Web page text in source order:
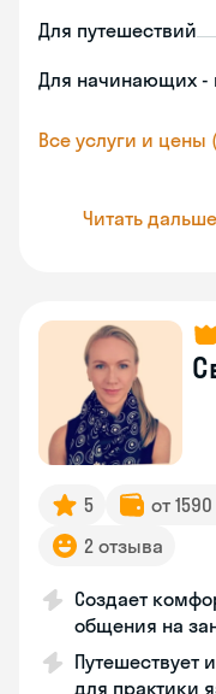
Для путешествий
Для начинающих -
Все услуги и цены
Читать дальше
5 от
2 отзыва
Создает
общения на
Путешествует
для практики